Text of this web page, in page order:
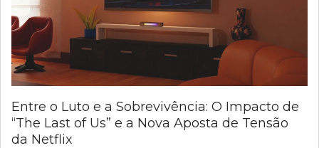
Entre o Luto e a Sobrevivência: O Impacto de
“The Last of Us” e a Nova Aposta de Tensão
da Netflix